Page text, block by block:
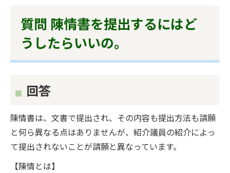
質問 陳情書を提出するにはど
うしたらいいの。
回答
陳情書は、文書で提出され、その内容も提出方法も請願
と何ら異なる点はありませんが、紹介議員の紹介によっ
て提出されないことが請願と異なっています。
【陳情とは】